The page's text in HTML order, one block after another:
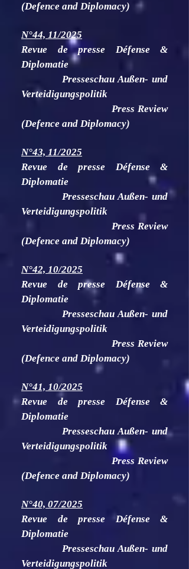
(Defence and Diplomacy)
N°44, 11/2025
Revue de presse Défense &
Diplomatie
Presseschau Außen- und
Verteidigungspolitik
Press Review
(Defence and Diplomacy)
N°43, 11/2025
Revue de presse Défense &
Diplomatie
Presseschau Außen- und
Verteidigungspolitik
Press Review
(Defence and Diplomacy)
N°42, 10/2025
Revue de presse Défense &
Diplomatie
Presseschau Außen- und
Verteidigungspolitik
Press Review
(Defence and Diplomacy)
N°41, 10/2025
Revue de presse Défense &
Diplomatie
Presseschau Außen- und
Verteidigungspolitik
Press Review
(Defence and Diplomacy)
N°40, 07/2025
Revue de presse Défense &
Diplomatie
Presseschau Außen- und
Verteidigungspolitik